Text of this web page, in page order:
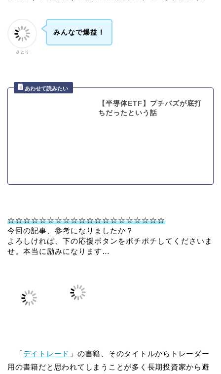
さとり
みんなで爆益！
【半導体ETF】プチバズが底打
ちだったという話
☆☆☆☆☆☆☆☆☆☆☆☆☆☆☆☆☆☆☆☆
今回の記事、参考になりましたか？
よろしければ、下の応援ボタンをポチポチしてくださいま
せ。本当に励みになります…
「デイトレード 」の書籍、そのタイトルからトレーダー
用の書籍だと思われてしまうことが多く長期投資家から避